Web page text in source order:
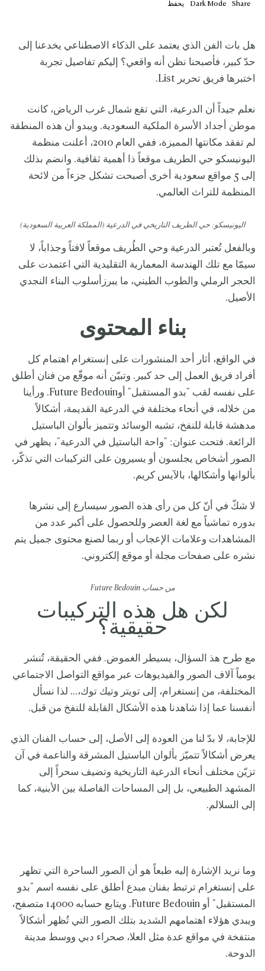
Share
Dark Mode يحفظ
هل بات الفن الذي يعتمد على الذكاء الاصطناعي يخدعنا إلى
حدّ كبير، فأصبحنا نظن أنه واقعي؟ إليكم تفاصيل تجربة
اختبرها فريق تحرير List.
نعلم جيداً أن الدرعية، التي تقع شمال غرب الرياض، كانت
موطن أجداد الأسرة الملكية السعودية. ويبدو أن هذه المنطقة
لم تفقد مكانتها المميزة، ففي العام 2010، أعلنت منظمة
اليونيسكو حي الطريف موقعاً ذا أهمية ثقافية. وانضم بذلك
إلى 5 مواقع سعودية أخرى أصبحت تشكل جزءاً من لائحة
المنظمة للتراث العالمي.
اليونيسكو: حي الطريف التاريخي في الدرعية (المملكة العربية السعودية)
وبالفعل تُعتبر الدرعية وحي الطُريف موقعاً لافتاً وجذاباً، لا
سيمّا مع تلك الهندسة المعمارية التقليدية التي اعتمدت على
الحجر الرملي والطوب الطيني، ما يبرزأسلوب البناء النجدي
الأصيل.
بناء المحتوى
في الواقع، أثار أحد المنشورات على إنستغرام اهتمام كل
أفراد فريق العمل إلى حد كبير. وتبيّن أنه موقّع من فنان أطلق
على نفسه لقب "بدو المستقبل" أوFuture Bedouin. ورأينا
من خلاله، في أنحاء مختلفة في الدرعية القديمة، أشكالاً
مدهشة قابلة للنفخ، تشبه الوسائد وتتميز بألوان الباستيل
الرائعة. فتحت عنوان: "واحة الباستيل في الدرعية"، يظهر في
الصور أشخاص يجلسون أو يسيرون على التركيبات التي تذكّر،
بألوانها وأشكالها، بالآيس كريم.
لا شكّ في أنّ كل من رأى هذه الصور سيسارع إلى نشرها
بدوره تماشياً مع لغة العصر وللحصول على أكبر عدد من
المشاهدات وعلامات الإعجاب أو ربما لصنع محتوى جميل يتم
نشره على صفحات مجلة أو موقع إلكتروني.
من حساب Future Bedouin
لكن هل هذه التركيبات
حقيقية؟
مع طرح هذ السؤال، يسيطر الغموض. ففي الحقيقة، تُنشر
يومياً آلاف الصور والفيديوهات عبر مواقع التواصل الاجتماعي
المختلفة، من إنستغرام، إلى تويتر وتيك توك،... لذا نسأل
أنفسنا عما إذا شاهدنا هذه الأشكال القابلة للنفخ من قبل.
للإجابة، لا بدّ لنا من العودة إلى الأصل، إلى حساب الفنان الذي
يعرض أشكالاً تتميّز بألوان الباستيل المشرقة والناعمة في آن
تزيّن مختلف أنحاء الدرعية التاريخية وتضيف سحراً إلى
المشهد الطبيعي، بل إلى المساحات الفاصلة بين الأبنية، كما
إلى السلالم.
وما نريد الإشارة إليه طبعاً هو أن الصور الساحرة التي تظهر
على إنستغرام ترتبط بفنان مبدع أطلق على نفسه اسم "بدو
المستقبل" أو Future Bedouin. ويتابع حسابه 14000 متصفح،
ويبدي هؤلاء اهتمامهم الشديد بتلك الصور التي تُظهر أشكالاً
منتفخة في مواقع عدة مثل العلا، صحراء دبي ووسط مدينة
الدوحة.